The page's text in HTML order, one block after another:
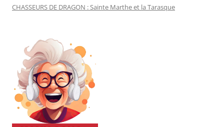
CHASSEURS DE DRAGON : Sainte Marthe et la Tarasque